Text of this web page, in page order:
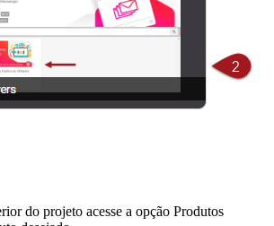
do projeto acesse a opção Produtos